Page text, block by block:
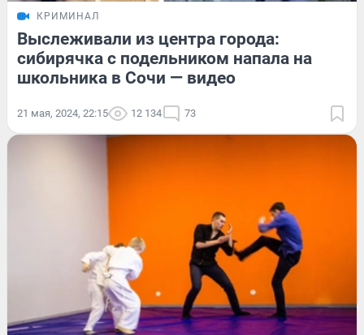
КРИМИНАЛ
Выслеживали из центра города:
сибирячка с подельником напала на
школьника в Сочи — видео
21 мая, 2024, 22:15 12 134 73